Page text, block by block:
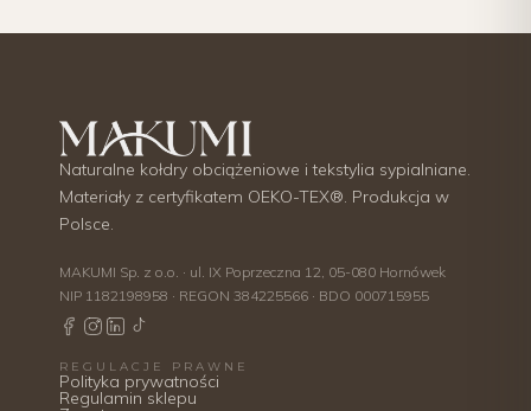
Naturalne kołdry obciążeniowe i tekstylia sypialniane.
Materiały z certyfikatem OEKO-TEX®. Produkcja w
Polsce.
MAKUMI Sp. z o.o. · ul. IX Poprzeczna 12, 05-080 Hornówek
NIP 1182198958 · REGON 384225566 · BDO 000715955
REGULACJE PRAWNE
Polityka prywatności
Regulamin sklepu